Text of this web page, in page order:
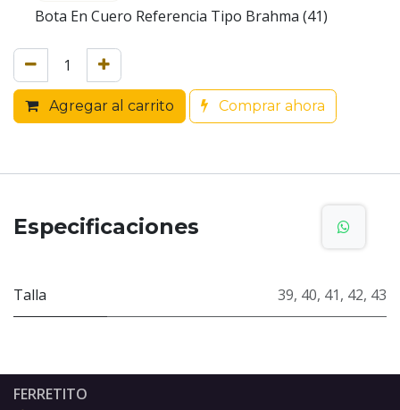
Bota En Cuero Referencia Tipo Brahma (41)
Agregar al carrito Comprar ahora
Especificaciones
Talla 39, 40, 41, 42, 43
FERRETITO